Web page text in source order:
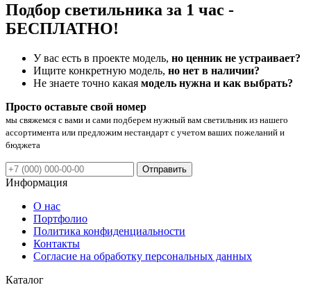
Подбор светильника за 1 час -
БЕСПЛАТНО!
У вас есть в проекте модель, но ценник не устраивает?
Ищите конкретную модель, но нет в наличии?
Не знаете точно какая модель нужна и как выбрать?
Просто оставьте свой номер
мы свяжемся с вами и сами подберем нужный вам светильник из нашего
ассортимента или предложим нестандарт с учетом ваших пожеланий и
бюджета
Отправить
Информация
О нас
Портфолио
Политика конфиденциальности
Контакты
Согласие на обработку персональных данных
Каталог